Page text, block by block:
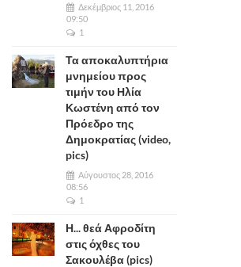
Δεκέμβριος 11, 2016
09:50
1
Τα αποκαλυπτήρια
μνημείου προς
τιμήν του Ηλία
Κωστένη από τον
Πρόεδρο της
Δημοκρατίας (video,
pics)
Αύγουστος 28, 2016
08:56
1
Η... θεά Αφροδίτη
στις όχθες του
Σακουλέβα (pics)